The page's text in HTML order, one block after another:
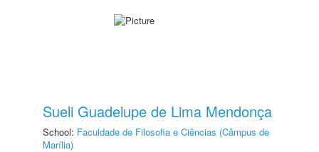
Sueli Guadelupe de Lima Mendonça
School: Faculdade de Filosofia e Ciências (Câmpus de
Marília)